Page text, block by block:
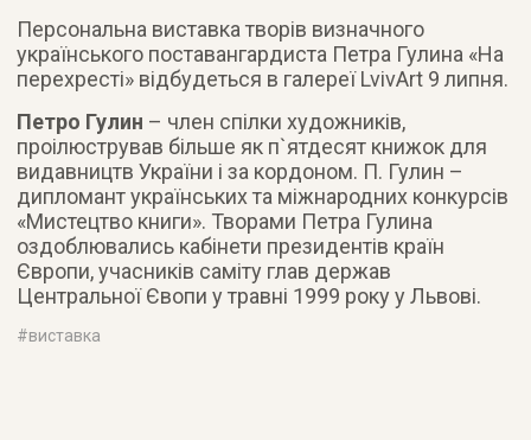
Персональна виставка творів визначного
українського поставангардиста Петра Гулина «На
перехресті» відбудеться в галереї LvivArt 9 липня.
Петро Гулин – член спілки художників,
проілюстрував більше як п`ятдесят книжок для
видавництв України і за кордонoм. П. Гулин –
дипломант українських та міжнародних конкурсів
«Мистецтво книги». Творами Петра Гулина
оздоблювались кабінети президентів країн
Європи, учасників саміту глав держав
Центральної Євопи у травні 1999 року у Львові.
#виставка